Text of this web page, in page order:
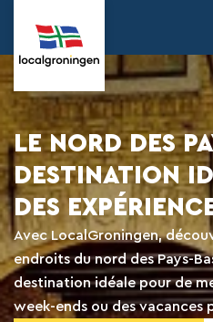
LE NORD DES
DESTINATION
DES
Avec LocalGroningen,
endroits du nord des Pays-
destination idéale pour de
week-ends ou des vacances